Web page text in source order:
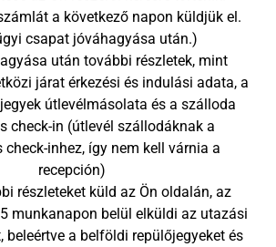
a következő napon küldjük el.
csapat jóváhagyása után.)
után további részletek, mint
járat érkezési és indulási adata, a
útlevélmásolata és a szálloda
check-in (útlevél szállodáknak a
check-inhez, így nem kell várnia a
recepción)
részleteket küld az Ön oldalán, az
munkanapon belül elküldi az utazási
beleértve a belföldi repülőjegyeket és